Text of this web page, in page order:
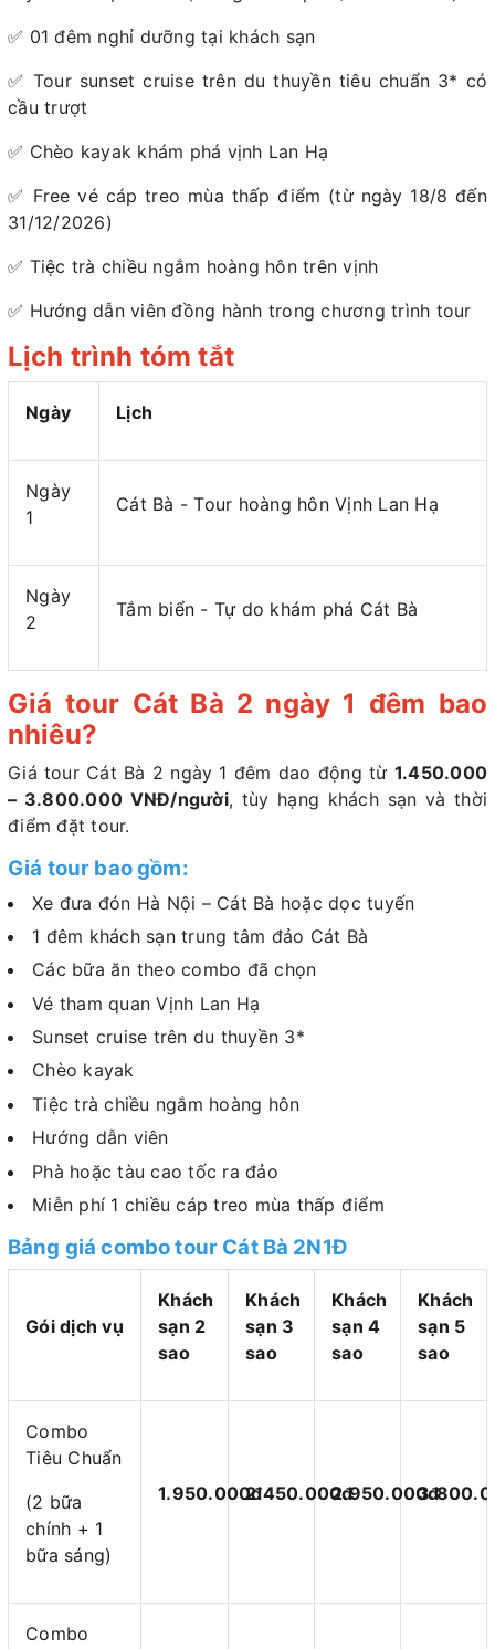
✅ 01 đêm nghỉ dưỡng tại khách sạn
✅ Tour sunset cruise trên du thuyền tiêu chuẩn 3* có
cầu trượt
✅ Chèo kayak khám phá vịnh Lan Hạ
✅ Free vé cáp treo mùa thấp điểm (từ ngày 18/8 đến
31/12/2026)
✅ Tiệc trà chiều ngắm hoàng hôn trên vịnh
✅ Hướng dẫn viên đồng hành trong chương trình tour
Lịch trình tóm tắt
Ngày Lịch
Ngày
1
Cát Bà - Tour hoàng hôn Vịnh Lan Hạ
Ngày
2
Tắm biển - Tự do khám phá Cát Bà
Giá tour Cát Bà 2 ngày 1 đêm bao
nhiêu?
Giá tour Cát Bà 2 ngày 1 đêm dao động từ 1.450.000
– 3.800.000 VNĐ/người, tùy hạng khách sạn và thời
điểm đặt tour.
Giá tour bao gồm:
Xe đưa đón Hà Nội – Cát Bà hoặc dọc tuyến
1 đêm khách sạn trung tâm đảo Cát Bà
Các bữa ăn theo combo đã chọn
Vé tham quan Vịnh Lan Hạ
Sunset cruise trên du thuyền 3*
Chèo kayak
Tiệc trà chiều ngắm hoàng hôn
Hướng dẫn viên
Phà hoặc tàu cao tốc ra đảo
Miễn phí 1 chiều cáp treo mùa thấp điểm
Bảng giá combo tour Cát Bà 2N1Đ
Gói dịch vụ
Khách
sạn 2
sao
Khách
sạn 3
sao
Khách
sạn 4
sao
Khách
sạn 5
sao
Combo
Tiêu Chuẩn
(2 bữa
chính + 1
bữa sáng)
1.950.000đ2.450.000đ2.950.000đ
Combo